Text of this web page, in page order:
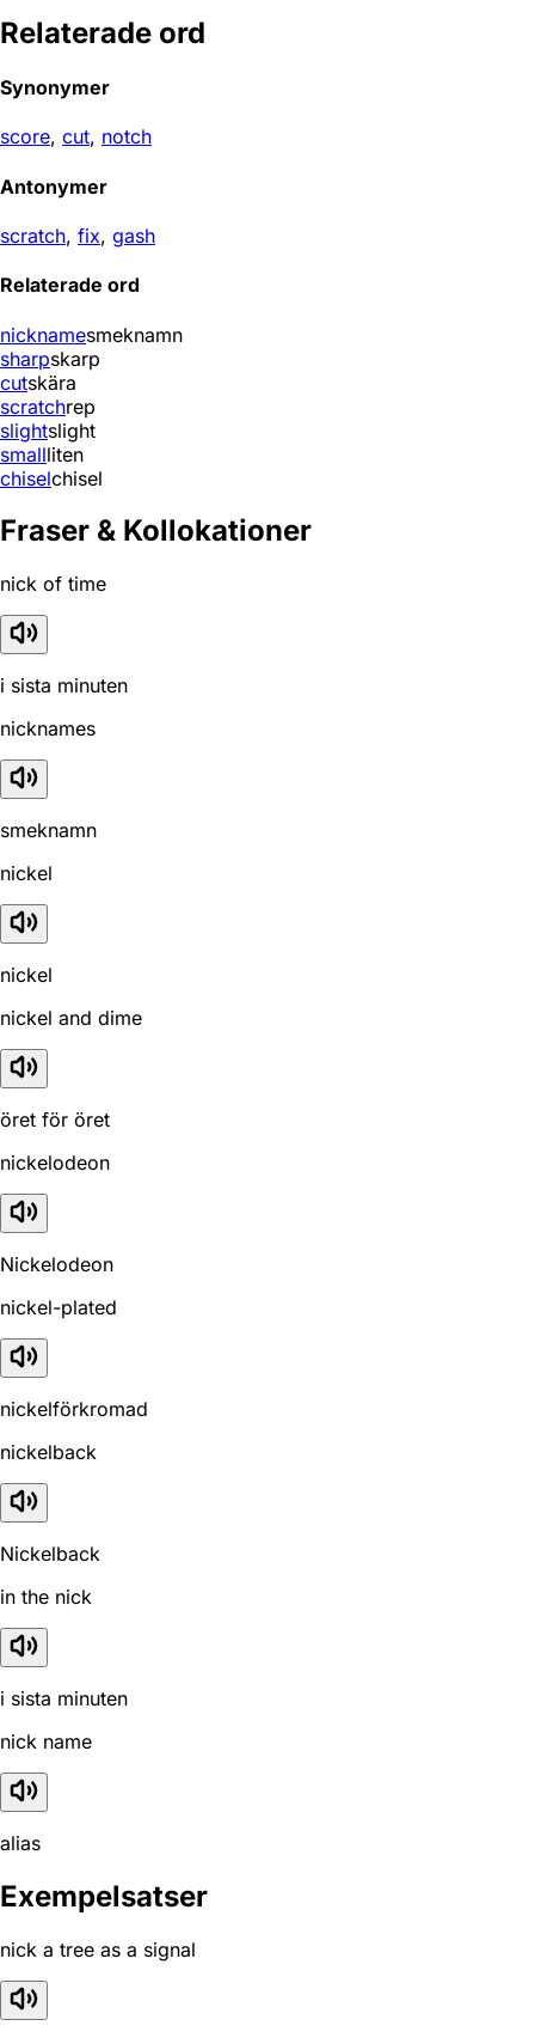
Relaterade ord
Synonymer
score, cut, notch
Antonymer
scratch, fix, gash
Relaterade ord
nicknamesmeknamn
sharpskarp
cutskära
scratchrep
slightslight
smallliten
chiselchisel
Fraser & Kollokationer
nick of time
i sista minuten
nicknames
smeknamn
nickel
nickel
nickel and dime
öret för öret
nickelodeon
Nickelodeon
nickel-plated
nickelförkromad
nickelback
Nickelback
in the nick
i sista minuten
nick name
alias
Exempelsatser
nick a tree as a signal